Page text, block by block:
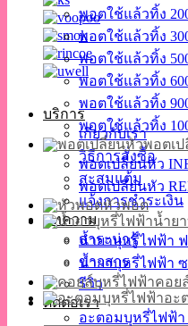
บริการ
เกี่ยวกับเรา
วิธีการสั่งซื้อ
สะสมแต้ม
แจ้งการชำระเงิน
บทความ
สาระน่ารู้
ข่าวสาร
รีวิว
ติดต่อเรา
พอตใช้แล้วทิ้ง
พอตใช้แล้วทิ้ง
พอตใช้แล้วทิ้ง
พอตใช้แล้วทิ้ง
พอตใช้แล้วทิ้ง
พอตใช้แล้วทิ้ง
พอตเ
พอตเปลี่ยนหัว
พอตเปลี่ยนหัว
หัวพอต
น้ำย
น้ำยาบุหรี่ไฟฟ้า ฟ
น้ำยาบุหรี่ไฟฟ้า
คอย
อะ
อะตอมบุหรี่ไฟฟ้า